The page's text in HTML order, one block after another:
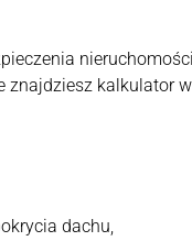
znajdziesz kalkulator
dachu,